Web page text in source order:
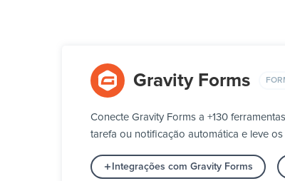
Gravity Forms
Conecte Gravity Forms a +130
tarefa ou notificação automática e leve
Integrações com Gravity Forms